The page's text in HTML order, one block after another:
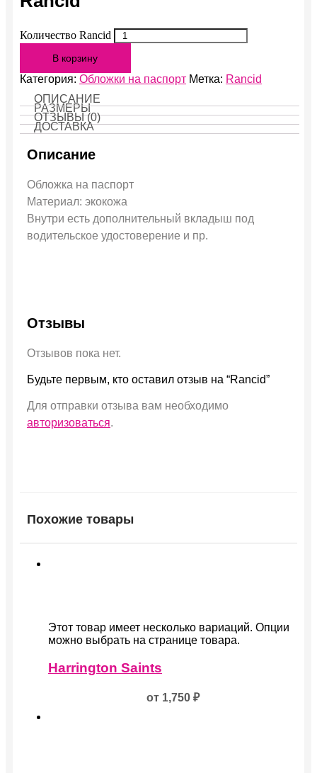
Количество Rancid
В корзину
Категория: Обложки на паспорт Метка: Rancid
ОПИСАНИЕ
РАЗМЕРЫ
ОТЗЫВЫ (0)
ДОСТАВКА
Описание
Обложка на паспорт
Материал: экокожа
Внутри есть дополнительный вкладыш под
водительское удостоверение и пр.
Отзывы
Отзывов пока нет.
Будьте первым, кто оставил отзыв на “Rancid”
Для отправки отзыва вам необходимо
авторизоваться.
Похожие товары
Этот товар имеет несколько вариаций. Опции
можно выбрать на странице товара.
Harrington Saints
от 1,750 ₽